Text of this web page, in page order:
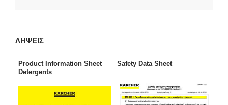
ΛΗΨΕΙΣ
Product Information Sheet
Detergents
Safety Data Sheet